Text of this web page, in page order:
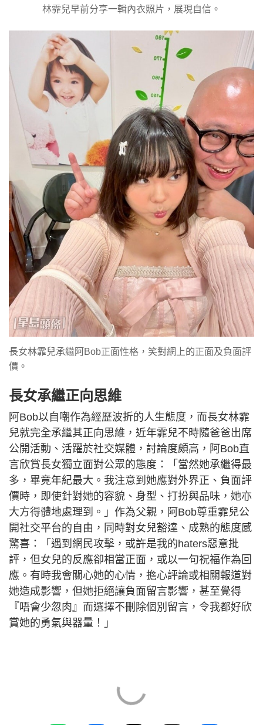
林霏兒早前分享一輯內衣照片，展現自信。
長女林霏兒承繼阿Bob正面性格，笑對網上的正面及負面評
價。
長女承繼正向思維
阿Bob以自嘲作為經歷波折的人生態度，而長女林霏
兒就完全承繼其正向思維，近年霏兒不時隨爸爸出席
公開活動、活躍於社交媒體，討論度頗高，阿Bob直
言欣賞長女獨立面對公眾的態度：「當然她承繼得最
多，畢竟年紀最大。我注意到她應對外界正、負面評
價時，即使針對她的容貌、身型、打扮與品味，她亦
大方得體地處理到。」作為父親，阿Bob尊重霏兒公
開社交平台的自由，同時對女兒豁達、成熟的態度感
驚喜：「遇到網民攻擊，或許是我的haters惡意批
評，但女兒的反應卻相當正面，或以一句祝福作為回
應。有時我會關心她的心情，擔心評論或相關報道對
她造成影響，但她拒絕讓負面留言影響，甚至覺得
『唔會少忽肉』而選擇不刪除個別留言，令我都好欣
賞她的勇氣與器量！」